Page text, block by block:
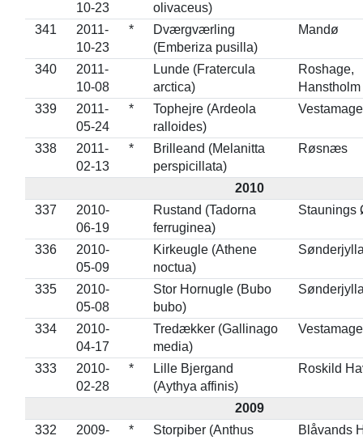
10-23
olivaceus)
341
2011-
10-23
*
Dværgværling
(Emberiza pusilla)
Mandø
340
2011-
10-08
Lunde (Fratercula
arctica)
Roshage,
Hanstholm
339
2011-
05-24
*
Tophejre (Ardeola
ralloides)
338
2011-
02-13
*
Brilleand (Melanitta
perspicillata)
Røsnæs
2010
337
2010-
06-19
Rustand (Tadorna
ferruginea)
Staunings
336
2010-
05-09
Kirkeugle (Athene
noctua)
335
2010-
05-08
Stor Hornugle (Bubo
bubo)
334
2010-
04-17
Tredækker (Gallinago
media)
333
2010-
02-28
*
Lille Bjergand
(Aythya affinis)
Roskild
2009
332
2009-
*
Storpiber (Anthus
Blåvands